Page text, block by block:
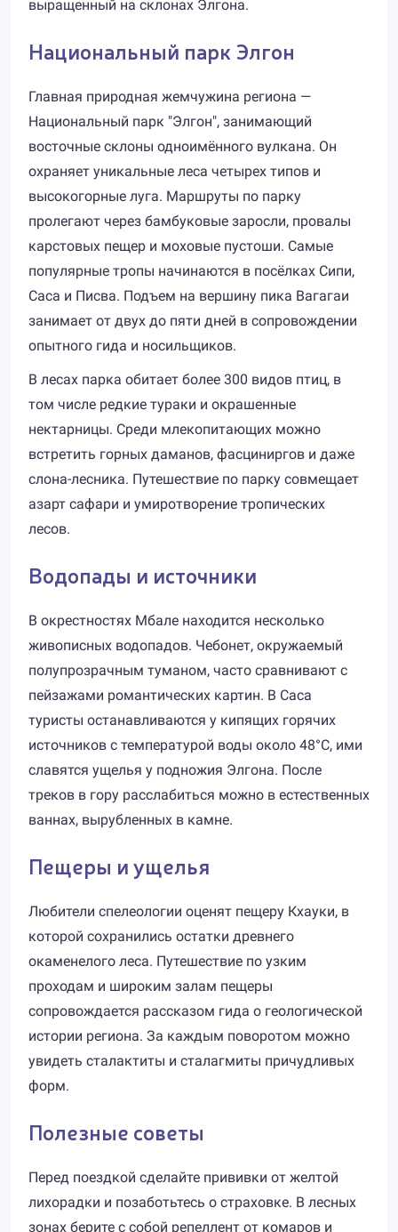
выращенный на склонах Элгона.
Национальный парк Элгон
Главная природная жемчужина региона —
Национальный парк "Элгон", занимающий
восточные склоны одноимённого вулкана. Он
охраняет уникальные леса четырех типов и
высокогорные луга. Маршруты по парку
пролегают через бамбуковые заросли, провалы
карстовых пещер и моховые пустоши. Самые
популярные тропы начинаются в посёлках Сипи,
Саса и Писва. Подъем на вершину пика Вагагаи
занимает от двух до пяти дней в сопровождении
опытного гида и носильщиков.
В лесах парка обитает более 300 видов птиц, в
том числе редкие тураки и окрашенные
нектарницы. Среди млекопитающих можно
встретить горных даманов, фасциниргов и даже
слона-лесника. Путешествие по парку совмещает
азарт сафари и умиротворение тропических
лесов.
Водопады и источники
В окрестностях Мбале находится несколько
живописных водопадов. Чебонет, окружаемый
полупрозрачным туманом, часто сравнивают с
пейзажами романтических картин. В Саса
туристы останавливаются у кипящих горячих
источников с температурой воды около 48°C, ими
славятся ущелья у подножия Элгона. После
треков в гору расслабиться можно в естественных
ваннах, вырубленных в камне.
Пещеры и ущелья
Любители спелеологии оценят пещеру Кхауки, в
которой сохранились остатки древнего
окаменелого леса. Путешествие по узким
проходам и широким залам пещеры
сопровождается рассказом гида о геологической
истории региона. За каждым поворотом можно
увидеть сталактиты и сталагмиты причудливых
форм.
Полезные советы
Перед поездкой сделайте прививки от желтой
лихорадки и позаботьтесь о страховке. В лесных
зонах берите с собой репеллент от комаров и